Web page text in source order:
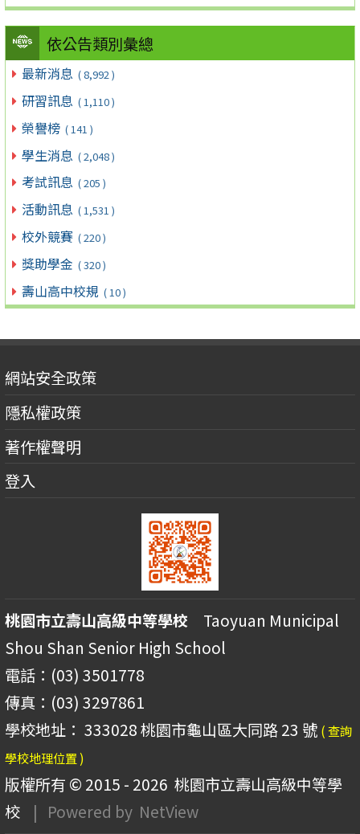
依公告類別彙總
最新消息 ( 8,992 )
研習訊息 ( 1,110 )
榮譽榜 ( 141 )
學生消息 ( 2,048 )
考試訊息 ( 205 )
活動訊息 ( 1,531 )
校外競賽 ( 220 )
獎助學金 ( 320 )
壽山高中校規 ( 10 )
網站安全政策
隱私權政策
著作權聲明
登入
桃園市立壽山高級中等學校 Taoyuan Municipal
Shou Shan Senior High School
電話：(03) 3501778
傳真：(03) 3297861
學校地址： 333028 桃園市龜山區大同路 23 號 ( 查詢
學校地理位置 )
版權所有 © 2015 - 2026 桃園市立壽山高級中等學
校
| Powered by NetView